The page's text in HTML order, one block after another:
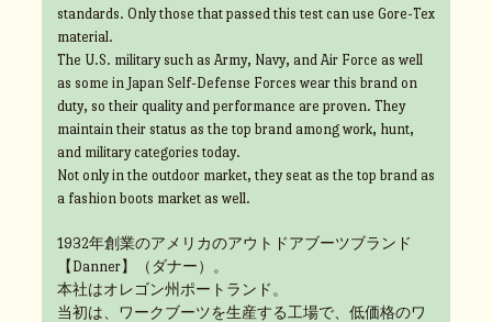
standards. Only those that passed this test can use Gore-Tex
material.
The U.S. military such as Army, Navy, and Air Force as well
as some in Japan Self-Defense Forces wear this brand on
duty, so their quality and performance are proven. They
maintain their status as the top brand among work, hunt,
and military categories today.
Not only in the outdoor market, they seat as the top brand as
a fashion boots market as well.
1932年創業のアメリカのアウトドアブーツブランド
【Danner】（ダナー）。
本社はオレゴン州ポートランド。
当初は、ワークブーツを生産する工場で、低価格のワ